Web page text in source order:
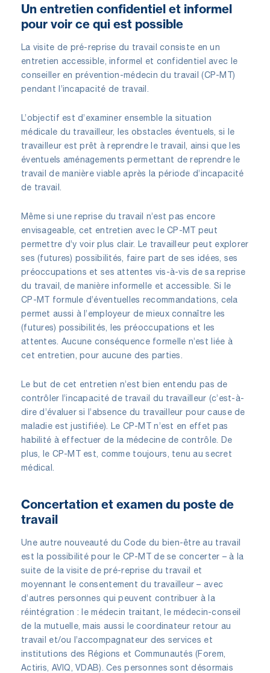
Un entretien confidentiel et informel
pour voir ce qui est possible
La visite de pré-reprise du travail consiste en un
entretien accessible, informel et confidentiel avec le
conseiller en prévention-médecin du travail (CP-MT)
pendant l’incapacité de travail.
L’objectif est d’examiner ensemble la situation
médicale du travailleur, les obstacles éventuels, si le
travailleur est prêt à reprendre le travail, ainsi que les
éventuels aménagements permettant de reprendre le
travail de manière viable après la période d’incapacité
de travail.
Même si une reprise du travail n’est pas encore
envisageable, cet entretien avec le CP-MT peut
permettre d’y voir plus clair. Le travailleur peut explorer
ses (futures) possibilités, faire part de ses idées, ses
préoccupations et ses attentes vis-à-vis de sa reprise
du travail, de manière informelle et accessible. Si le
CP-MT formule d’éventuelles recommandations, cela
permet aussi à l’employeur de mieux connaître les
(futures) possibilités, les préoccupations et les
attentes. Aucune conséquence formelle n’est liée à
cet entretien, pour aucune des parties.
Le but de cet entretien n’est bien entendu pas de
contrôler l’incapacité de travail du travailleur (c’est-à-
dire d’évaluer si l’absence du travailleur pour cause de
maladie est justifiée). Le CP-MT n’est en effet pas
habilité à effectuer de la médecine de contrôle. De
plus, le CP-MT est, comme toujours, tenu au secret
médical.
Concertation et examen du poste de
travail
Une autre nouveauté du Code du bien-être au travail
est la possibilité pour le CP-MT de se concerter – à la
suite de la visite de pré-reprise du travail et
moyennant le consentement du travailleur – avec
d’autres personnes qui peuvent contribuer à la
réintégration : le médecin traitant, le médecin-conseil
de la mutuelle, mais aussi le coordinateur retour au
travail et/ou l’accompagnateur des services et
institutions des Régions et Communautés (Forem,
Actiris, AVIQ, VDAB). Ces personnes sont désormais